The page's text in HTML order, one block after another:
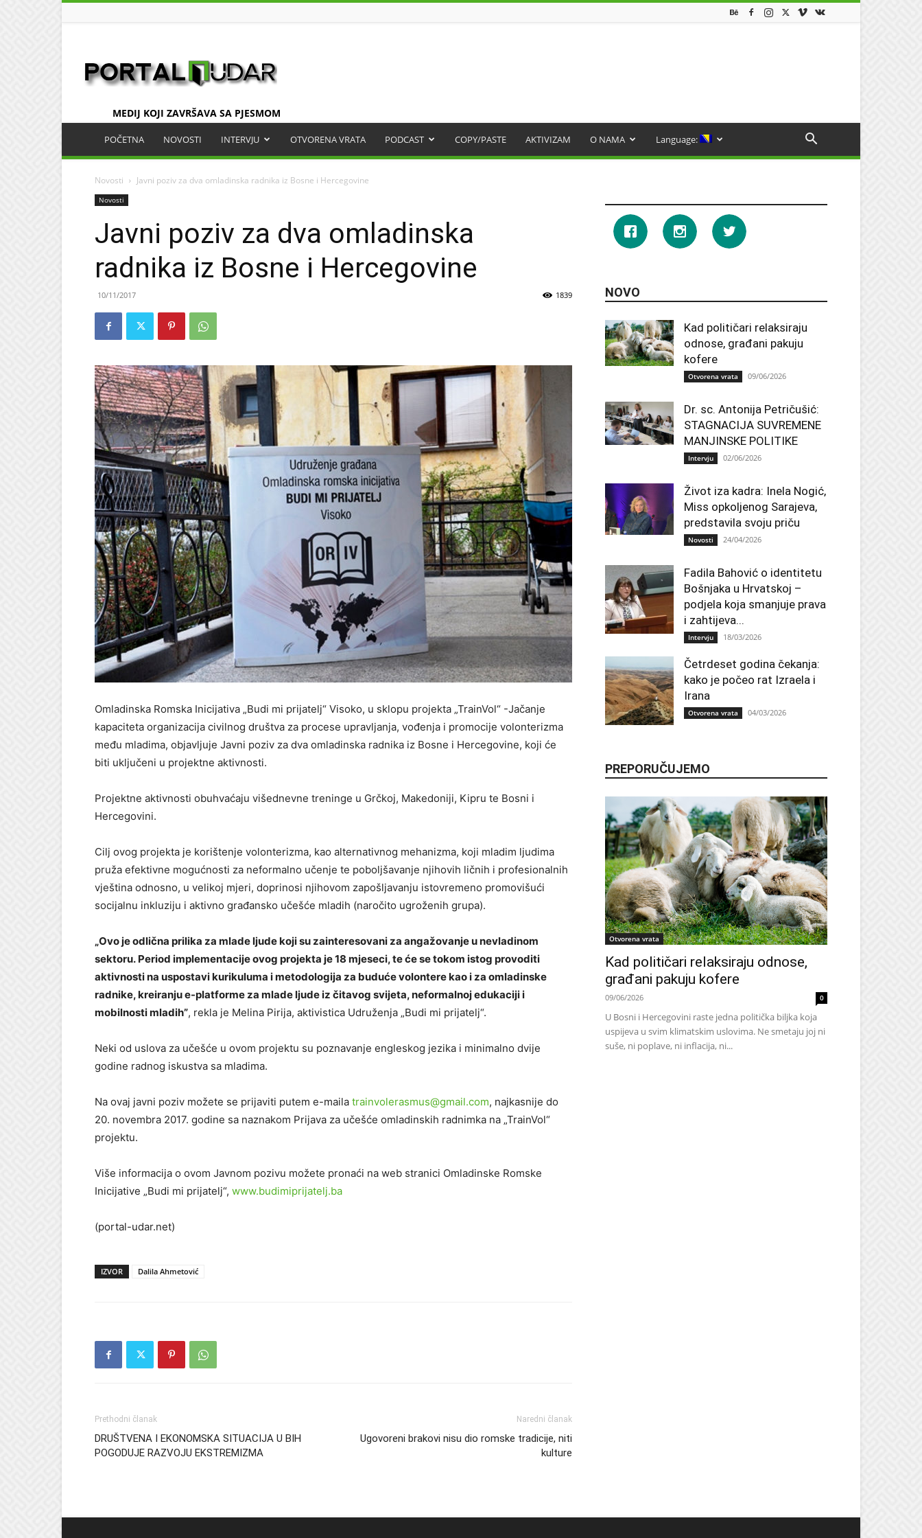
MEDIJ KOJI ZAVRŠAVA SA PJESMOM
POČETNA NOVOSTI INTERVJU OTVORENA VRATA PODCAST COPY/PASTE AKTIVIZAM O NAMA Language:
Novosti Javni poziv za dva omladinska radnika iz Bosne i Hercegovine
Novosti
Javni poziv za dva omladinska
radnika iz Bosne i Hercegovine
10/11/2017 1839
Omladinska Romska Inicijativa „Budi mi prijatelj“ Visoko, u sklopu projekta „TrainVol“ -Jačanje
kapaciteta organizacija civilnog društva za procese upravljanja, vođenja i promocije volonterizma
među mladima, objavljuje Javni poziv za dva omladinska radnika iz Bosne i Hercegovine, koji će
biti uključeni u projektne aktivnosti.
Projektne aktivnosti obuhvaćaju višednevne treninge u Grčkoj, Makedoniji, Kipru te Bosni i
Hercegovini.
Cilj ovog projekta je korištenje volonterizma, kao alternativnog mehanizma, koji mladim ljudima
pruža efektivne mogućnosti za neformalno učenje te poboljšavanje njihovih ličnih i profesionalnih
vještina odnosno, u velikoj mjeri, doprinosi njihovom zapošljavanju istovremeno promovišući
socijalnu inkluziju i aktivno građansko učešće mladih (naročito ugroženih grupa).
„Ovo je odlična prilika za mlade ljude koji su zainteresovani za angažovanje u nevladinom
sektoru. Period implementacije ovog projekta je 18 mjeseci, te će se tokom istog provoditi
aktivnosti na uspostavi kurikuluma i metodologija za buduće volontere kao i za omladinske
radnike, kreiranju e-platforme za mlade ljude iz čitavog svijeta, neformalnoj edukaciji i
mobilnosti mladih”, rekla je Melina Pirija, aktivistica Udruženja „Budi mi prijatelj“.
Neki od uslova za učešće u ovom projektu su poznavanje engleskog jezika i minimalno dvije
godine radnog iskustva sa mladima.
Na ovaj javni poziv možete se prijaviti putem e-maila trainvolerasmus@gmail.com, najkasnije do
20. novembra 2017. godine sa naznakom Prijava za učešće omladinskih radnimka na „TrainVol“
projektu.
Više informacija o ovom Javnom pozivu možete pronaći na web stranici Omladinske Romske
Inicijative „Budi mi prijatelj“, www.budimiprijatelj.ba
(portal-udar.net)
IZVOR Dalila Ahmetović
Prethodni članak
DRUŠTVENA I EKONOMSKA SITUACIJA U BIH
POGODUJE RAZVOJU EKSTREMIZMA
Naredni članak
Ugovoreni brakovi nisu dio romske tradicije, niti
kulture
NOVO
Kad političari relaksiraju
odnose, građani pakuju
kofere
Otvorena vrata 09/06/2026
Dr. sc. Antonija Petričušić:
STAGNACIJA SUVREMENE
MANJINSKE POLITIKE
Intervju 02/06/2026
Život iza kadra: Inela Nogić,
Miss opkoljenog Sarajeva,
predstavila svoju priču
Novosti 24/04/2026
Fadila Bahović o identitetu
Bošnjaka u Hrvatskoj –
podjela koja smanjuje prava
i zahtijeva...
Intervju 18/03/2026
Četrdeset godina čekanja:
kako je počeo rat Izraela i
Irana
Otvorena vrata 04/03/2026
PREPORUČUJEMO
Otvorena vrata
Kad političari relaksiraju odnose,
građani pakuju kofere
09/06/2026 0
U Bosni i Hercegovini raste jedna politička biljka koja
uspijeva u svim klimatskim uslovima. Ne smetaju joj ni
suše, ni poplave, ni inflacija, ni...